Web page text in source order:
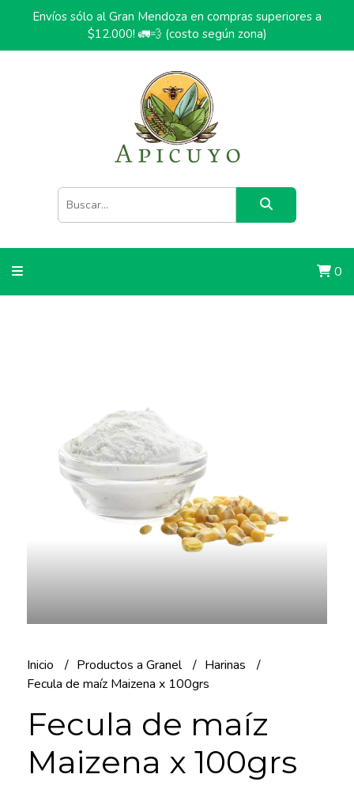
Envíos sólo al Gran Mendoza en compras superiores a
$12.000! 🚛💨 (costo según zona)
0
Inicio Productos a Granel
Harinas
Fecula de maíz Maizena x 100grs
Fecula de maíz
Maizena x 100grs